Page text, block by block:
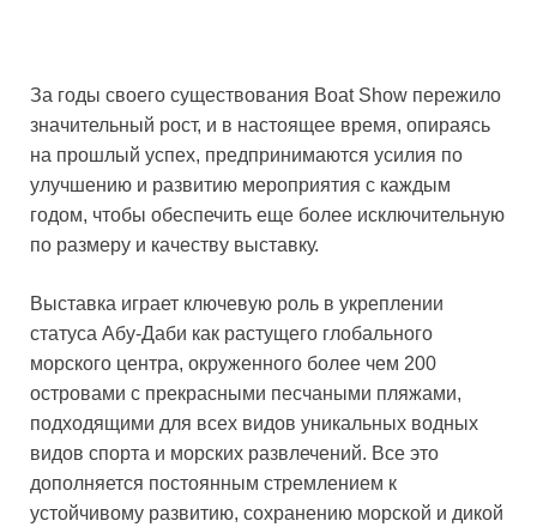
За годы своего существования Boat Show пережило
значительный рост, и в настоящее время, опираясь
на прошлый успех, предпринимаются усилия по
улучшению и развитию мероприятия с каждым
годом, чтобы обеспечить еще более исключительную
по размеру и качеству выставку.
Выставка играет ключевую роль в укреплении
статуса Абу-Даби как растущего глобального
морского центра, окруженного более чем 200
островами с прекрасными песчаными пляжами,
подходящими для всех видов уникальных водных
видов спорта и морских развлечений. Все это
дополняется постоянным стремлением к
устойчивому развитию, сохранению морской и дикой